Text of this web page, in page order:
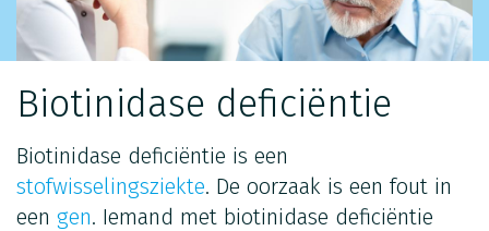
Biotinidase deficiëntie
Biotinidase deficiëntie is een
stofwisselingsziekte. De oorzaak is een fout in
een gen. Iemand met biotinidase deficiëntie